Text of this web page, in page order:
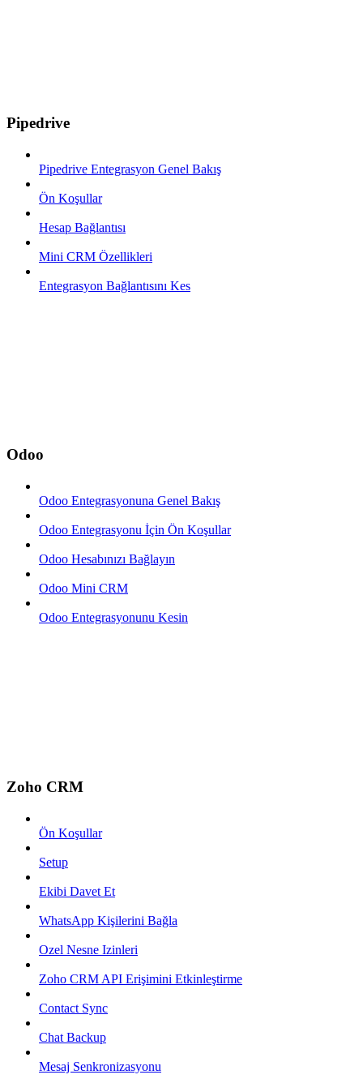
Pipedrive
Pipedrive Entegrasyon Genel Bakış
Ön Koşullar
Hesap Bağlantısı
Mini CRM Özellikleri
Entegrasyon Bağlantısını Kes
Odoo
Odoo Entegrasyonuna Genel Bakış
Odoo Entegrasyonu İçin Ön Koşullar
Odoo Hesabınızı Bağlayın
Odoo Mini CRM
Odoo Entegrasyonunu Kesin
Zoho CRM
Ön Koşullar
Setup
Ekibi Davet Et
WhatsApp Kişilerini Bağla
Ozel Nesne Izinleri
Zoho CRM API Erişimini Etkinleştirme
Contact Sync
Chat Backup
Mesaj Senkronizasyonu